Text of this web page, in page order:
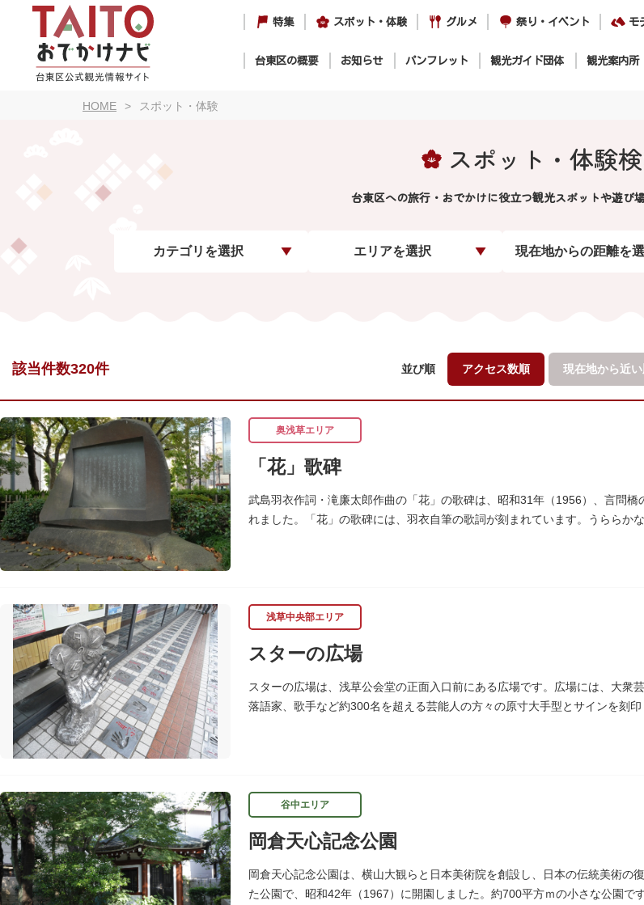
特集 スポット・体験 グルメ 祭り・イベント モ
台東区の概要 お知らせ パンフレット 観光ガイド団体 観光案内所
HOME スポット・体験
スポット・体験
台東区への旅行・おでかけに役立つ観光スポットや遊び
カテゴリを選択 エリアを選択 現在地からの距離を
該当件数320件 並び順 アクセス数順 現在地から近
奥浅草エリア
「花」歌碑
武島羽衣作詞・滝廉太郎作曲の「花」の歌碑は、昭和31年（1956）、言問
れました。「花」の歌碑には、羽衣自筆の歌詞が刻まれています。うららか
浅草中央部エリア
スターの広場
スターの広場は、浅草公会堂の正面入口前にある広場です。広場には、大衆
落語家、歌手など約300名を超える芸能人の方々の原寸大手型とサインを刻
谷中エリア
岡倉天心記念公園
岡倉天心記念公園は、横山大観らと日本美術院を創設し、日本の伝統美術の
た公園で、昭和42年（1967）に開園しました。約700平方ｍの小さな公園で